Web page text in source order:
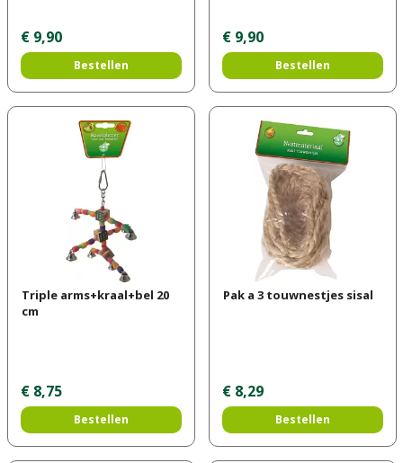
€ 9,90
Bestellen
€ 9,90
Bestellen
Triple arms+kraal+bel 20
cm
€ 8,75
Bestellen
Pak a 3 touwnestjes sisal
€ 8,29
Bestellen